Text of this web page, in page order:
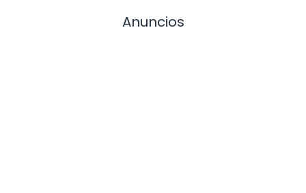
Anuncios